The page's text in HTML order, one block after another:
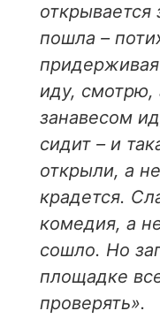
открывается
пошла –
иду, смотрю,
занавесом
сидит – и
открыли, а
крадется.
комедия, а
сошло. Но
площадке
проверять».